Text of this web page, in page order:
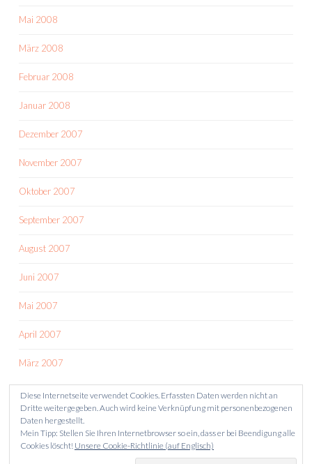
Mai 2008
März 2008
Februar 2008
Januar 2008
Dezember 2007
November 2007
Oktober 2007
September 2007
August 2007
Juni 2007
Mai 2007
April 2007
März 2007
STOLZ PRÄSENTIERT VON WORDPRESS
Diese Internetseite verwendet Cookies. Erfassten Daten werden nicht an
Dritte weitergegeben. Auch wird keine Verknüpfung mit personenbezogenen
Daten hergestellt.
Mein Tipp: Stellen Sie Ihren Internetbrowser so ein, dass er bei Beendigung alle
Cookies löscht! Unsere Cookie-Richtlinie (auf Englisch)